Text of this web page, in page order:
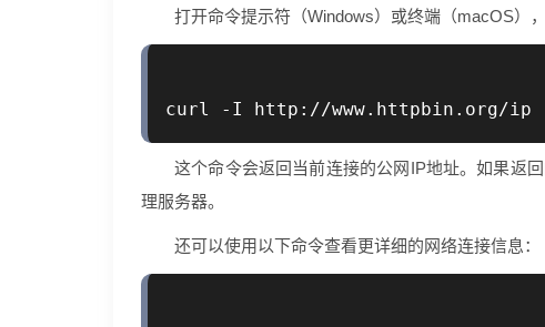
打开命令提示符（Windows）或终端（macOS）
这个命令会返回当前连接的公网IP地址。如果返
理服务器。
还可以使用以下命令查看更详细的网络连接信息：